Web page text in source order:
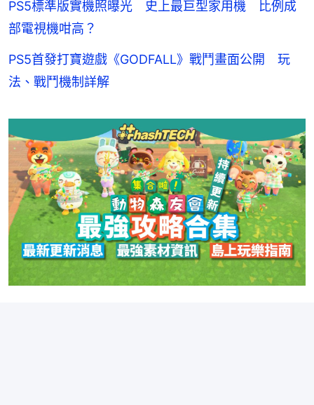
PS5標準版實機照曝光 史上最巨型家用機 比例成
部電視機咁高？
PS5首發打寶遊戲《GODFALL》戰鬥畫面公開 玩
法、戰鬥機制詳解